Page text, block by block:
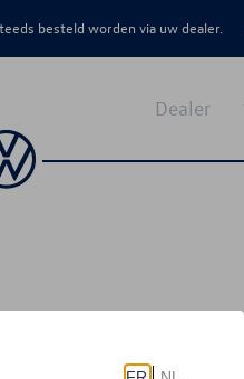
besteld worden via uw dealer.
Dealer